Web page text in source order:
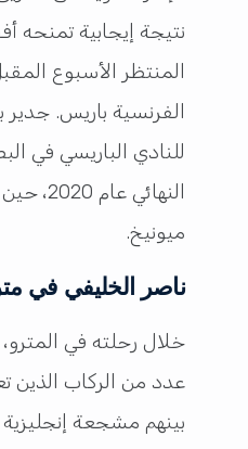
نتيجة إيجابية تمنحه
المنتظر الأسبوع
الفرنسية باريس. جدير
للنادي الباريسي في
النهائي
ميونيخ.
ناصر الخليفي في
خلال رحلته في
عدد من الركاب الذين
بينهم مشجعة